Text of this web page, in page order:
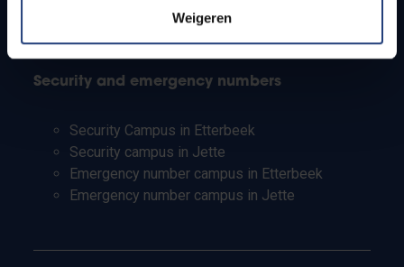
Weigeren
Working students
Security and emergency numbers
Security Campus in Etterbeek
Security campus in Jette
Emergency number campus in Etterbeek
Emergency number campus in Jette